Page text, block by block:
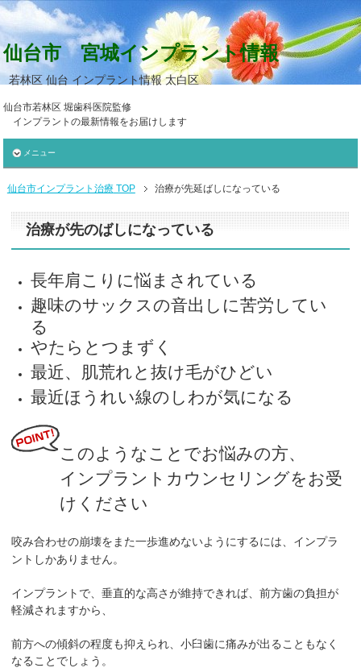
仙台市 宮城インプラント情報
若林区 仙台 インプラント情報 太白区
仙台市若林区 堀歯科医院監修
インプラントの最新情報をお届けします
メニュー
仙台市インプラント治療TOP 治療が先延ばしになっている
治療が先のばしになっている
長年肩こりに悩まされている
趣味のサックスの音出しに苦労してい
る
やたらとつまずく
最近、肌荒れと抜け毛がひどい
最近ほうれい線のしわが気になる
このようなことでお悩みの方、
インプラントカウンセリングをお受
けください
咬み合わせの崩壊をまた一歩進めないようにするには、インプラ
ントしかありません。
インプラントで、垂直的な高さが維持できれば、前方歯の負担が
軽減されますから、
前方への傾斜の程度も抑えられ、小臼歯に痛みが出ることもなく
なることでしょう。